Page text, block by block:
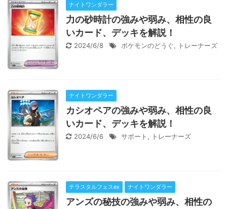
ナイトワンダラー
力の砂時計の強みや弱み、相性の良
いカード、デッキを解説！
2024/6/8 ポケモンのどうぐ, トレーナーズ
ナイトワンダラー
カシオペアの強みや弱み、相性の良
いカード、デッキを解説！
2024/6/6 サポート , トレーナーズ
テラスタルフェスex ナイトワンダラー
アンズの秘技の強みや弱み、相性の